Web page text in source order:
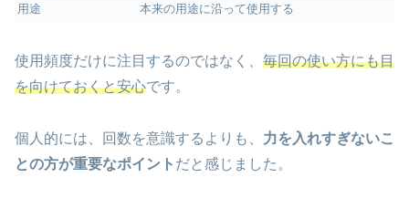
用途
本来の用途に沿って使用する
使用頻度だけに注目するのではなく、 毎回の使い方にも目
を向けておくと安心です。
個人的には、回数を意識するよりも、 力を入れすぎないこ
との方が重要なポイント だと感じました。